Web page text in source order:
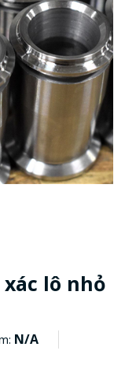
lô nhỏ
N/A